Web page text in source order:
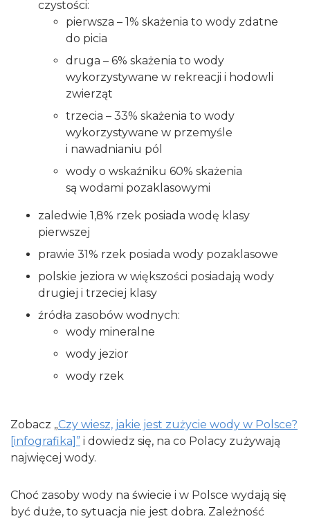
czystości:
pierwsza – 1% skażenia to wody zdatne
do picia
druga – 6% skażenia to wody
wykorzystywane w rekreacji i hodowli
zwierząt
trzecia – 33% skażenia to wody
wykorzystywane w przemyśle
i nawadnianiu pól
wody o wskaźniku 60% skażenia
są wodami pozaklasowymi
zaledwie 1,8% rzek posiada wodę klasy
pierwszej
prawie 31% rzek posiada wody pozaklasowe
polskie jeziora w większości posiadają wody
drugiej i trzeciej klasy
źródła zasobów wodnych:
wody mineralne
wody jezior
wody rzek
Zobacz „Czy wiesz, jakie jest zużycie wody w Polsce?
[infografika]” i dowiedz się, na co Polacy zużywają
najwięcej wody.
Choć zasoby wody na świecie i w Polsce wydają się
być duże, to sytuacja nie jest dobra. Zależność